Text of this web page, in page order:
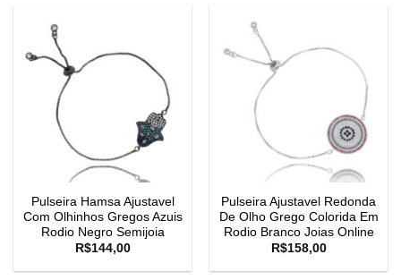
Pulseira Hamsa Ajustavel
Com Olhinhos Gregos Azuis
Rodio Negro Semijoia
R$144,00
Pulseira Ajustavel Redonda
De Olho Grego Colorida Em
Rodio Branco Joias Online
R$158,00